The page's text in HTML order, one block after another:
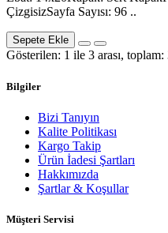
ÇizgisizSayfa Sayısı: 96 ..
Sepete Ekle
Gösterilen: 1 ile 3 arası,
Bilgiler
Bizi Tanıyın
Kalite Politikası
Kargo Takip
Ürün İadesi Şartları
Hakkımızda
Şartlar & Koşullar
Müşteri Servisi